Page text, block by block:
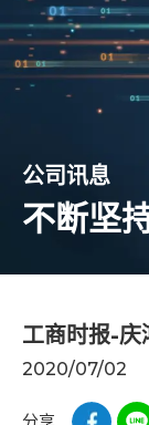
公司讯息
不断坚
工商时报-庆
2020/07/02